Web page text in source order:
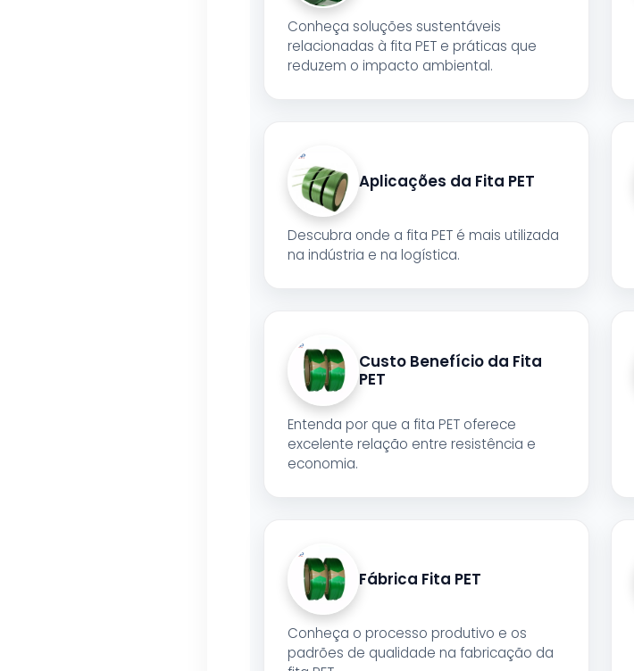
Conheça soluções sustentáveis
relacionadas à fita PET e práticas que
reduzem o impacto ambiental.
Aplicações da Fita PET
Descubra onde a fita PET é mais utilizada
na indústria e na logística.
Custo Benefício da Fita
PET
Entenda por que a fita PET oferece
excelente relação entre resistência e
economia.
Fábrica Fita PET
Conheça o processo produtivo e os
padrões de qualidade na fabricação da